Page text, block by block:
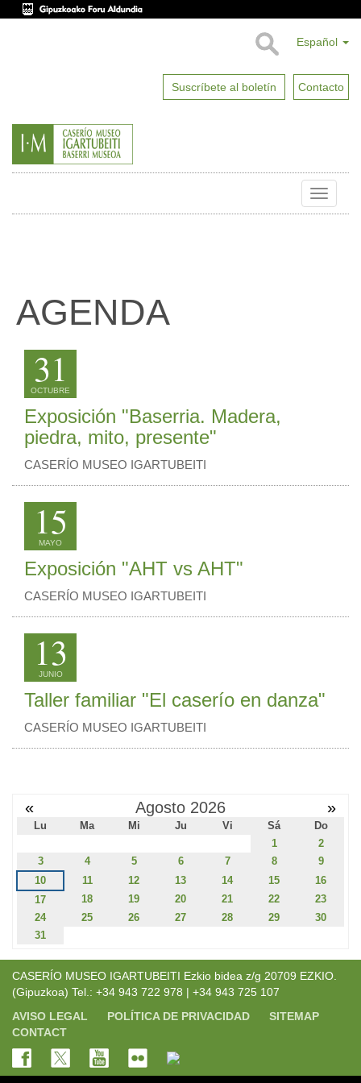
Español
Suscríbete al boletín Contacto
Toggle
AGENDA
31
OCTUBRE
Exposición "Baserria. Madera,
piedra, mito, presente"
CASERÍO MUSEO IGARTUBEITI
15
MAYO
Exposición "AHT vs AHT"
CASERÍO MUSEO IGARTUBEITI
13
JUNIO
Taller familiar "El caserío en danza"
CASERÍO MUSEO IGARTUBEITI
« Agosto 2026 »
Lu Ma Mi Ju Vi Sá
Do
1
2
3
4 5 6 7 8
9
10
11 12 13 14 15
16
17
18 19 20 21 22
23
24
25 26 27 28 29
30
31
CASERÍO MUSEO IGARTUBEITI Ezkio bidea z/g 20709 EZKIO.
(Gipuzkoa) Tel.: +34 943 722 978 | +34 943 725 107
AVISO LEGAL
POLÍTICA DE PRIVACIDAD
SITEMAP
CONTACT